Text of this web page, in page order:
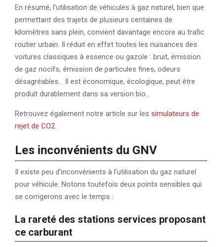
En résumé, l’utilisation de véhicules à gaz naturel, bien que
permettant des trajets de plusieurs centaines de
kilomètres sans plein, convient davantage encore au trafic
routier urbain. Il réduit en effet toutes les nuisances des
voitures classiques à essence ou gazole : bruit, émission
de gaz nocifs, émission de particules fines, odeurs
désagréables… Il est économique, écologique, peut être
produit durablement dans sa version bio…
Retrouvez également notre article sur les simulateurs de
rejet de CO2
Les inconvénients du GNV
Il existe peu d’inconvénients à l’utilisation du gaz naturel
pour véhicule. Notons toutefois deux points sensibles qui
se corrigerons avec le temps :
La rareté des stations services proposant
ce carburant